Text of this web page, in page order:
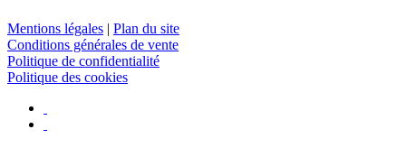
Mentions légales | Plan du site
Conditions générales de vente
Politique de confidentialité
Politique des cookies